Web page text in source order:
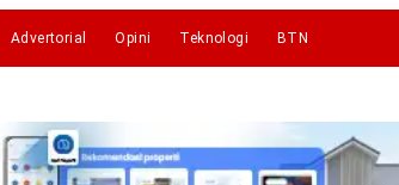
Advertorial Opini Teknologi BTN